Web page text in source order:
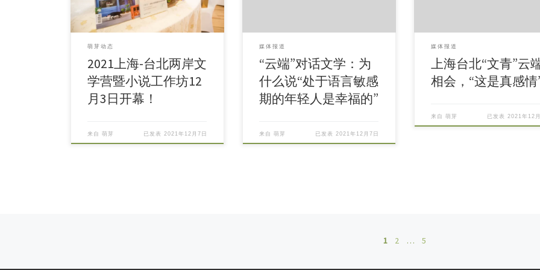
萌芽动态
2021上海-台北两岸文
学营暨小说工作坊12
月3日开幕！
来自萌芽 已发表 2021年12月7日
媒体报道
“云端”对话文学：为
什么说“处于语言敏感
期的年轻人是幸福的”
来自萌芽 已发表 2021年12月7日
媒体报道
上海台北“文青”云
相会，“这是真感情
来自萌芽 已发表 2021年12
1 2 … 5